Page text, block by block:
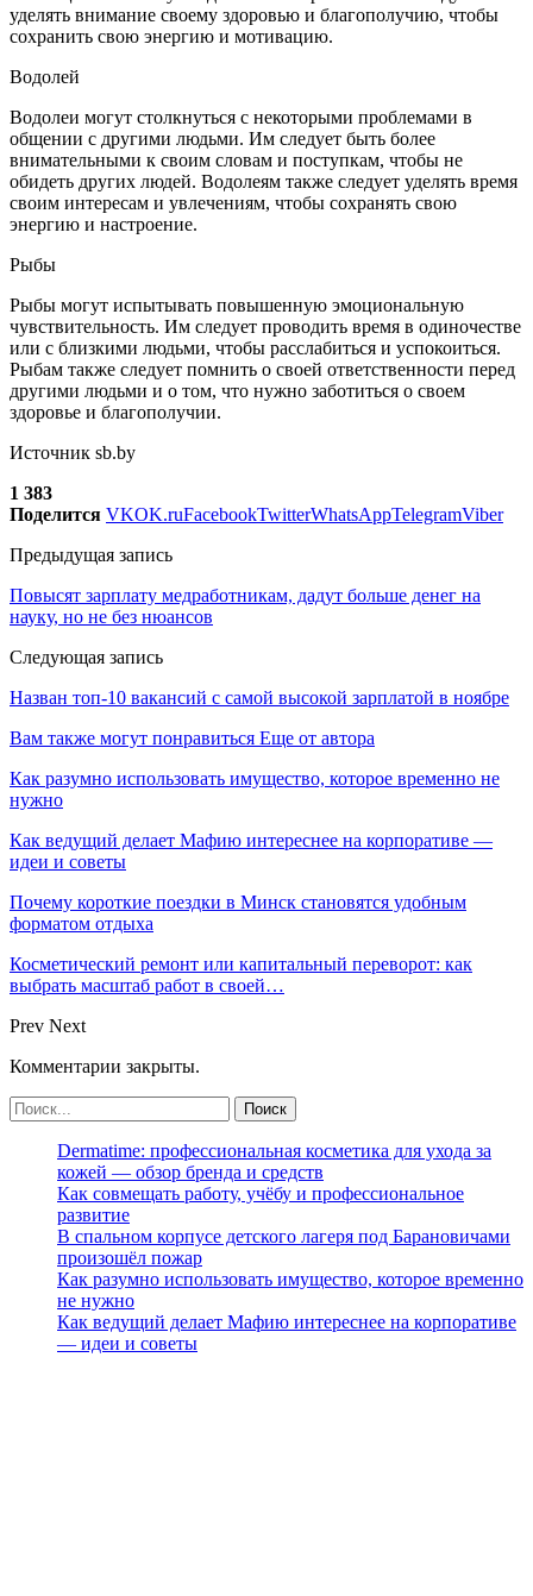
уделять внимание своему здоровью и благополучию, чтобы
сохранить свою энергию и мотивацию.
Водолей
Водолеи могут столкнуться с некоторыми проблемами в
общении с другими людьми. Им следует быть более
внимательными к своим словам и поступкам, чтобы не
обидеть других людей. Водолеям также следует уделять время
своим интересам и увлечениям, чтобы сохранять свою
энергию и настроение.
Рыбы
Рыбы могут испытывать повышенную эмоциональную
чувствительность. Им следует проводить время в одиночестве
или с близкими людьми, чтобы расслабиться и успокоиться.
Рыбам также следует помнить о своей ответственности перед
другими людьми и о том, что нужно заботиться о своем
здоровье и благополучии.
Источник sb.by
1 383
Поделится VKOK.ruFacebookTwitterWhatsAppTelegramViber
Предыдущая запись
Повысят зарплату медработникам, дадут больше денег на
науку, но не без нюансов
Следующая запись
Назван топ-10 вакансий с самой высокой зарплатой в ноябре
Вам также могут понравиться Еще от автора
Как разумно использовать имущество, которое временно не
нужно
Как ведущий делает Мафию интереснее на корпоративе —
идеи и советы
Почему короткие поездки в Минск становятся удобным
форматом отдыха
Косметический ремонт или капитальный переворот: как
выбрать масштаб работ в своей…
Prev Next
Комментарии закрыты.
Dermatime: профессиональная косметика для ухода за
кожей — обзор бренда и средств
Как совмещать работу, учёбу и профессиональное
развитие
В спальном корпусе детского лагеря под Барановичами
произошёл пожар
Как разумно использовать имущество, которое временно
не нужно
Как ведущий делает Мафию интереснее на корпоративе
— идеи и советы